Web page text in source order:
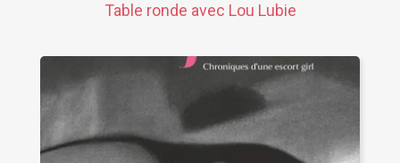
Table ronde avec Lou Lubie